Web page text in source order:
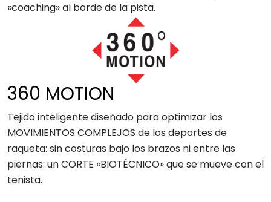
«coaching» al borde de la pista.
360 MOTION
Tejido inteligente diseñado para optimizar los
MOVIMIENTOS COMPLEJOS de los deportes de
raqueta: sin costuras bajo los brazos ni entre las
piernas: un CORTE «BIOTÉCNICO» que se mueve con el
tenista.